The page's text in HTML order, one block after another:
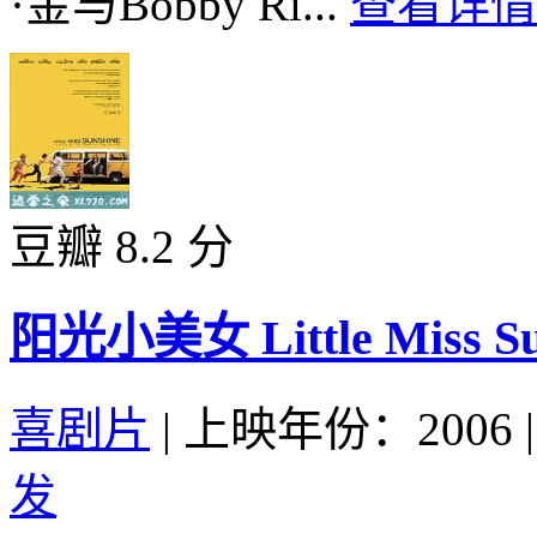
豆瓣 8.2 分
阳光小美女 Little Miss
喜剧片 | 上映年份：2006 |
发